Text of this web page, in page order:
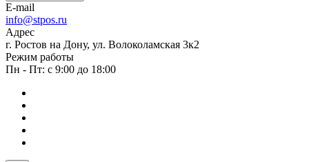
E-mail
info@stpos.ru
Адрес
г. Ростов на Дону, ул. Волоколамская 3к2
Режим работы
Пн - Пт: с 9:00 до 18:00